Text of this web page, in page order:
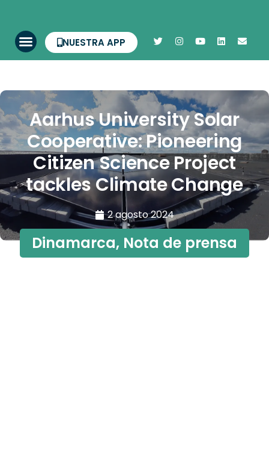
NUESTRA APP
Aarhus University Solar
Cooperative: Pioneering
Citizen Science Project
tackles Climate Change
2 agosto 2024
Dinamarca, Nota de prensa